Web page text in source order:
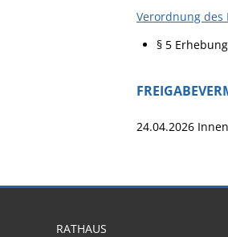
Verordnung des
§ 5
24.04.2026
RATHAUS